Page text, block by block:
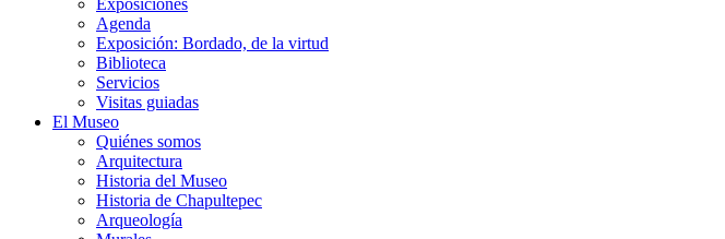
Exposiciones
Agenda
Exposición: Bordado, de la virtud
Biblioteca
Servicios
Visitas guiadas
El Museo
Quiénes somos
Arquitectura
Historia del Museo
Historia de Chapultepec
Arqueología